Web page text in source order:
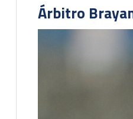
Árbitro